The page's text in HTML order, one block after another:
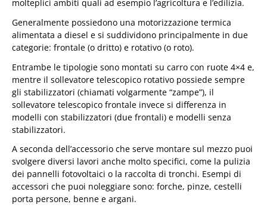
molteplici ambiti quali ad esempio l’agricoltura e l’edilizia.
Generalmente possiedono una motorizzazione termica
alimentata a diesel e si suddividono principalmente in due
categorie: frontale (o dritto) e rotativo (o roto).
Entrambe le tipologie sono montati su carro con ruote 4×4 e,
mentre il sollevatore telescopico rotativo possiede sempre
gli stabilizzatori (chiamati volgarmente “zampe”), il
sollevatore telescopico frontale invece si differenza in
modelli con stabilizzatori (due frontali) e modelli senza
stabilizzatori.
A seconda dell’accessorio che serve montare sul mezzo puoi
svolgere diversi lavori anche molto specifici, come la pulizia
dei pannelli fotovoltaici o la raccolta di tronchi. Esempi di
accessori che puoi noleggiare sono: forche, pinze, cestelli
porta persone, benne e argani.